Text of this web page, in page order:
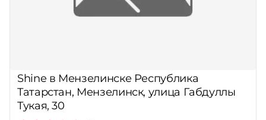
Shine в Мензелинске Республика
Татарстан, Мензелинск, улица Габдуллы
Тукая, 30